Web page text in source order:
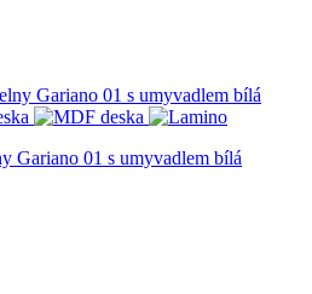
Gariano 01 s umyvadlem bílá